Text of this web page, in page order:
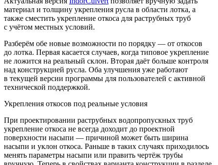
материал и толщину укрепления русла в области лотка, а
также сместить укрепление откоса для раструбных труб
с учётом местных условий.
Разберём обе новые возможности по порядку — от откосов
до лотка. Первая касается случаев, когда типовое укрепление
не ложится на реальный склон. Вторая даёт больше контроля
над конструкцией русла. Оба улучшения уже работают
в текущей версии программы для пользователей с активной
технической поддержкой.
Укрепления откосов под реальные условия
При проектировании раструбных водопропускных труб
укрепление откоса не всегда доходит до проектной
поверхности насыпи — причиной может быть ширина
насыпи и уклон откоса. Раньше в таких случаях приходилось
менять параметры насыпи или править чертёж трубы